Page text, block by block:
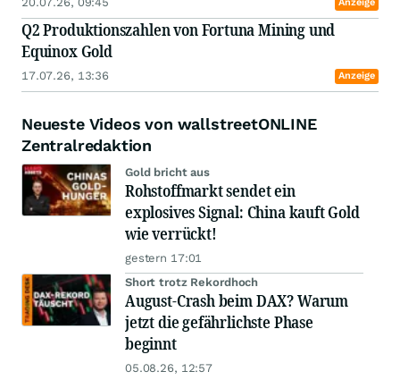
Q2 Produktionszahlen von Fortuna Mining und
Equinox Gold
17.07.26, 13:36 Anzeige
Neueste Videos von wallstreetONLINE
Zentralredaktion
Gold bricht aus
Rohstoffmarkt sendet ein
explosives Signal: China kauft Gold
wie verrückt!
gestern 17:01
Short trotz Rekordhoch
August-Crash beim DAX? Warum
jetzt die gefährlichste Phase
beginnt
05.08.26, 12:57